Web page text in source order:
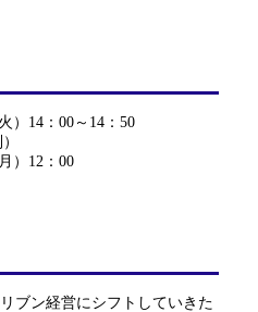
）14：00～14：50
）12：00
ブン経営にシフトしていきた